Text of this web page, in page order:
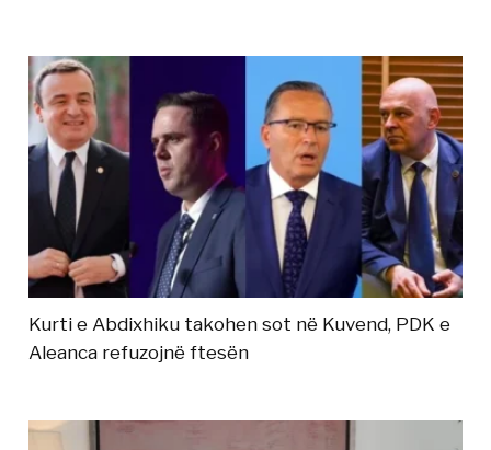
Kurti e Abdixhiku takohen sot në Kuvend, PDK e
Aleanca refuzojnë ftesën